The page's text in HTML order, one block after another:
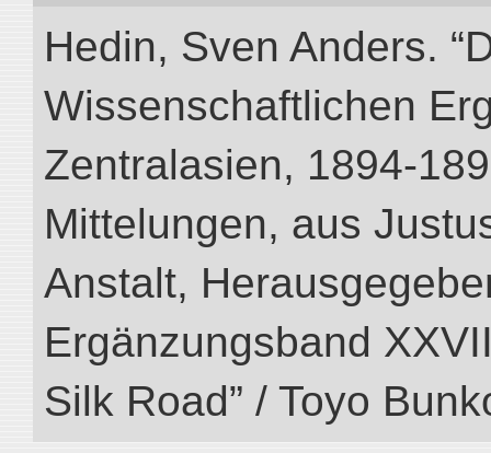
Hedin, Sven Anders.
Wissenschaftlichen
Zentralasien, 1894-
Mittelungen, aus
Anstalt,
Ergänzungsband
Silk Road” / Toyo